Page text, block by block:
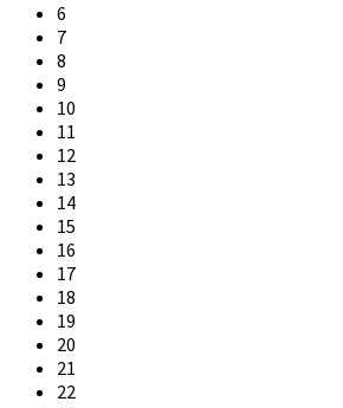
6
7
8
9
10
11
12
13
14
15
16
17
18
19
20
21
22